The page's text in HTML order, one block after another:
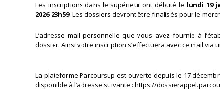
Les inscriptions dans le supérieur ont débuté le lundi 19
2026 23h59. Les dossiers devront être finalisés pour le
L’adresse mail personnelle que vous avez fournie à
dossier. Ainsi votre inscription s’effectuera avec ce mail
La plateforme Parcoursup est ouverte depuis le 17
disponible à l’adresse suivante : https://